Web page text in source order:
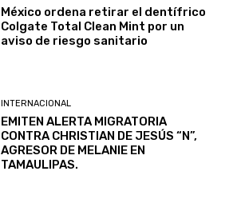
México ordena retirar el dentífrico
Colgate Total Clean Mint por un
aviso de riesgo sanitario
INTERNACIONAL
EMITEN ALERTA MIGRATORIA
CONTRA CHRISTIAN DE JESÚS “N”,
AGRESOR DE MELANIE EN
TAMAULIPAS.